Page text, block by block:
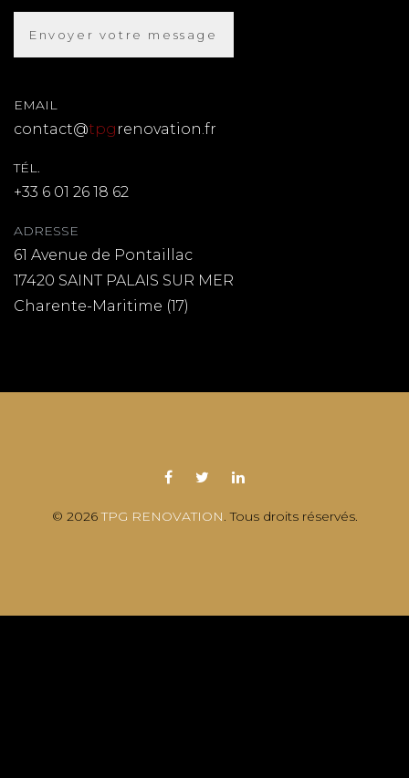
EMAIL
contact@tpg renovation.fr
TÉL.
+33 6 01 26 18 62
ADRESSE
61 Avenue de Pontaillac
17420 SAINT PALAIS SUR MER
Charente-Maritime (17)
© 2026TPG RENOVATION. Tous droits réservés.